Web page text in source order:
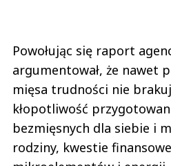
Powołując się raport
argumentował, że nawet
mięsa trudności nie
kłopotliwość
bezmięsnych dla siebie i
rodziny, kwestie